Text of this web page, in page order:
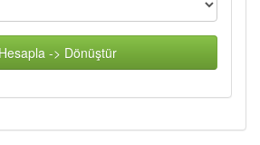
Hesapla -> Dönüştür